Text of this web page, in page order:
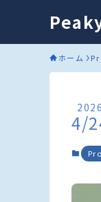
ホーム
2026
4/